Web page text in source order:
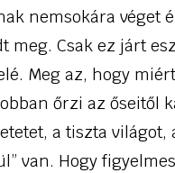
nemsokára véget
meg. Csak ez járt
Meg az, hogy
őrzi az őseitől
a tiszta világot,
van. Hogy